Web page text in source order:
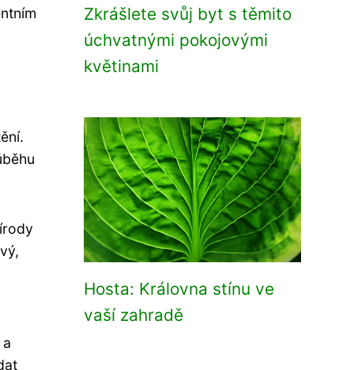
Zkrášlete svůj byt s těmito
úchvatnými pokojovými
květinami
Hosta: Královna stínu ve
vaší zahradě